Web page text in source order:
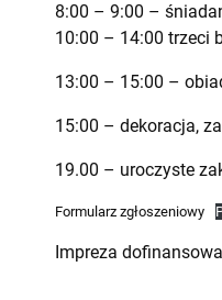
8:00 – 9:00 –
10:00 – 14:00 trzeci
13:00 – 15:00 –
15:00 – dekoracja,
19.00 – uroczyste
Formularz zgłoszeniowy
Impreza